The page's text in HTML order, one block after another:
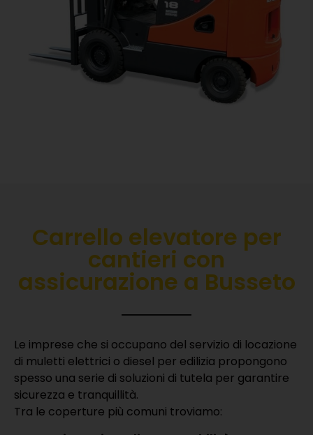
Carrello elevatore per
cantieri con
assicurazione a Busseto
Le imprese che si occupano del servizio di locazione
di muletti elettrici o diesel per edilizia propongono
spesso una serie di soluzioni di tutela per garantire
sicurezza e tranquillità.
Tra le coperture più comuni troviamo: